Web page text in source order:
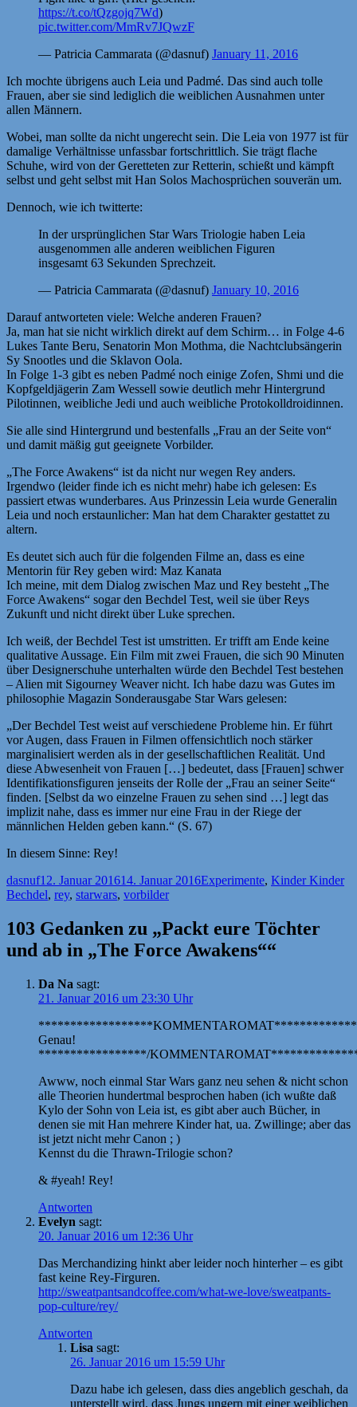
https://t.co/tQzgojq7Wd)
pic.twitter.com/MmRv7JQwzF
— Patricia Cammarata (@dasnuf) January 11, 2016
Ich mochte übrigens auch Leia und Padmé. Das sind auch tolle
Frauen, aber sie sind lediglich die weiblichen Ausnahmen unter
allen Männern.
Wobei, man sollte da nicht ungerecht sein. Die Leia von 1977 ist für
damalige Verhältnisse unfassbar fortschrittlich. Sie trägt flache
Schuhe, wird von der Geretteten zur Retterin, schießt und kämpft
selbst und geht selbst mit Han Solos Machosprüchen souverän um.
Dennoch, wie ich twitterte:
In der ursprünglichen Star Wars Triologie haben Leia
ausgenommen alle anderen weiblichen Figuren
insgesamt 63 Sekunden Sprechzeit.
— Patricia Cammarata (@dasnuf) January 10, 2016
Darauf antworteten viele: Welche anderen Frauen?
Ja, man hat sie nicht wirklich direkt auf dem Schirm… in Folge 4-6
Lukes Tante Beru, Senatorin Mon Mothma, die Nachtclubsängerin
Sy Snootles und die Sklavon Oola.
In Folge 1-3 gibt es neben Padmé noch einige Zofen, Shmi und die
Kopfgeldjägerin Zam Wessell sowie deutlich mehr Hintergrund
Pilotinnen, weibliche Jedi und auch weibliche Protokolldroidinnen.
Sie alle sind Hintergrund und bestenfalls „Frau an der Seite von“
und damit mäßig gut geeignete Vorbilder.
„The Force Awakens“ ist da nicht nur wegen Rey anders.
Irgendwo (leider finde ich es nicht mehr) habe ich gelesen: Es
passiert etwas wunderbares. Aus Prinzessin Leia wurde Generalin
Leia und noch erstaunlicher: Man hat dem Charakter gestattet zu
altern.
Es deutet sich auch für die folgenden Filme an, dass es eine
Mentorin für Rey geben wird: Maz Kanata
Ich meine, mit dem Dialog zwischen Maz und Rey besteht „The
Force Awakens“ sogar den Bechdel Test, weil sie über Reys
Zukunft und nicht direkt über Luke sprechen.
Ich weiß, der Bechdel Test ist umstritten. Er trifft am Ende keine
qualitative Aussage. Ein Film mit zwei Frauen, die sich 90 Minuten
über Designerschuhe unterhalten würde den Bechdel Test bestehen
– Alien mit Sigourney Weaver nicht. Ich habe dazu was Gutes im
philosophie Magazin Sonderausgabe Star Wars gelesen:
„Der Bechdel Test weist auf verschiedene Probleme hin. Er führt
vor Augen, dass Frauen in Filmen offensichtlich noch stärker
marginalisiert werden als in der gesellschaftlichen Realität. Und
diese Abwesenheit von Frauen […] bedeutet, dass [Frauen] schwer
Identifikationsfiguren jenseits der Rolle der „Frau an seiner Seite“
finden. [Selbst da wo einzelne Frauen zu sehen sind …] legt das
implizit nahe, dass es immer nur eine Frau in der Riege der
männlichen Helden geben kann.“ (S. 67)
In diesem Sinne: Rey!
Autor
dasnufVeröffentlicht
am
12. Januar 201614. Januar 2016Kategorien
Experimente, Kinder Kinder
Bechdel, rey, starwars, vorbilder
103 Gedanken zu „Packt eure Töchter
und ab in „The Force Awakens““
Da Na sagt:
21. Januar 2016 um 23:30 Uhr
Genau!
*****************/
Awww, noch einmal Star Wars ganz neu sehen & nicht schon
alle Theorien hundertmal besprochen haben (ich wußte daß
Kylo der Sohn von Leia ist, es gibt aber auch Bücher, in
denen sie mit Han mehrere Kinder hat, ua. Zwillinge; aber das
ist jetzt nicht mehr Canon ; )
Kennst du die Thrawn-Trilogie schon?
& #yeah! Rey!
Antworten
Evelyn sagt:
20. Januar 2016 um 12:36 Uhr
Das Merchandizing hinkt aber leider noch hinterher – es gibt
fast keine Rey-Firguren.
http://sweatpantsandcoffee.com/what-we-love/sweatpants-
pop-culture/rey/
Antworten
Lisa sagt:
26. Januar 2016 um 15:59 Uhr
Dazu habe ich gelesen, dass dies angeblich geschah, da
unterstellt wird, dass Jungs ungern mit einer weiblichen